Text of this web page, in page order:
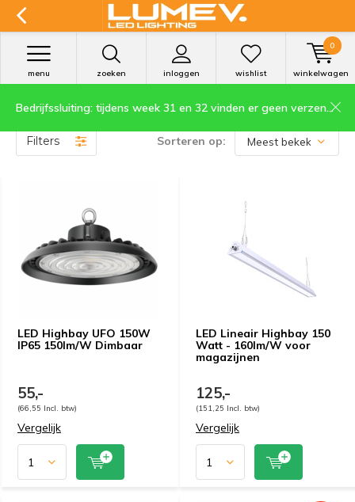
zoeken inloggen
menu wishlist winkelwagen
0
Bedrijfssluiting: tijdens week 31 en 32 vinden er geen verzendingen plaats.
LED Highbay Magazijn
Filters Sorteren op:
LED Highbay UFO 150W
IP65 150lm/W Dimbaar
55,-
(66,55 Incl. btw)
Vergelijk
LED Lineair Highbay 150
Watt - 160lm/W voor
magazijnen
125,-
(151,25 Incl. btw)
Vergelijk